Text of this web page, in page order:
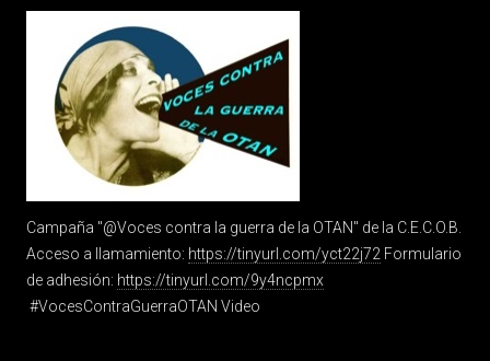
Campaña "@Voces contra la guerra de la OTAN" de la C.E.C.O.B.
Acceso a llamamiento: https://tinyurl.com/yct22j72 Formulario
de adhesión: https://tinyurl.com/9y4ncpmx
#VocesContraGuerraOTAN Video